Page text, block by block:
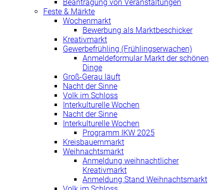
Beantragung von Veranstaltungen
Feste & Märkte
Wochenmarkt
Bewerbung als Marktbeschicker
Kreativmarkt
Gewerbefrühling (Frühlingserwachen)
Anmeldeformular Markt der schönen
Dinge
Groß-Gerau läuft
Nacht der Sinne
Volk im Schloss
Interkulturelle Wochen
Nacht der Sinne
Interkulturelle Wochen
Programm IKW 2025
Kreisbauernmarkt
Weihnachtsmarkt
Anmeldung weihnachtlicher
Kreativmarkt
Anmeldung Stand Weihnachtsmarkt